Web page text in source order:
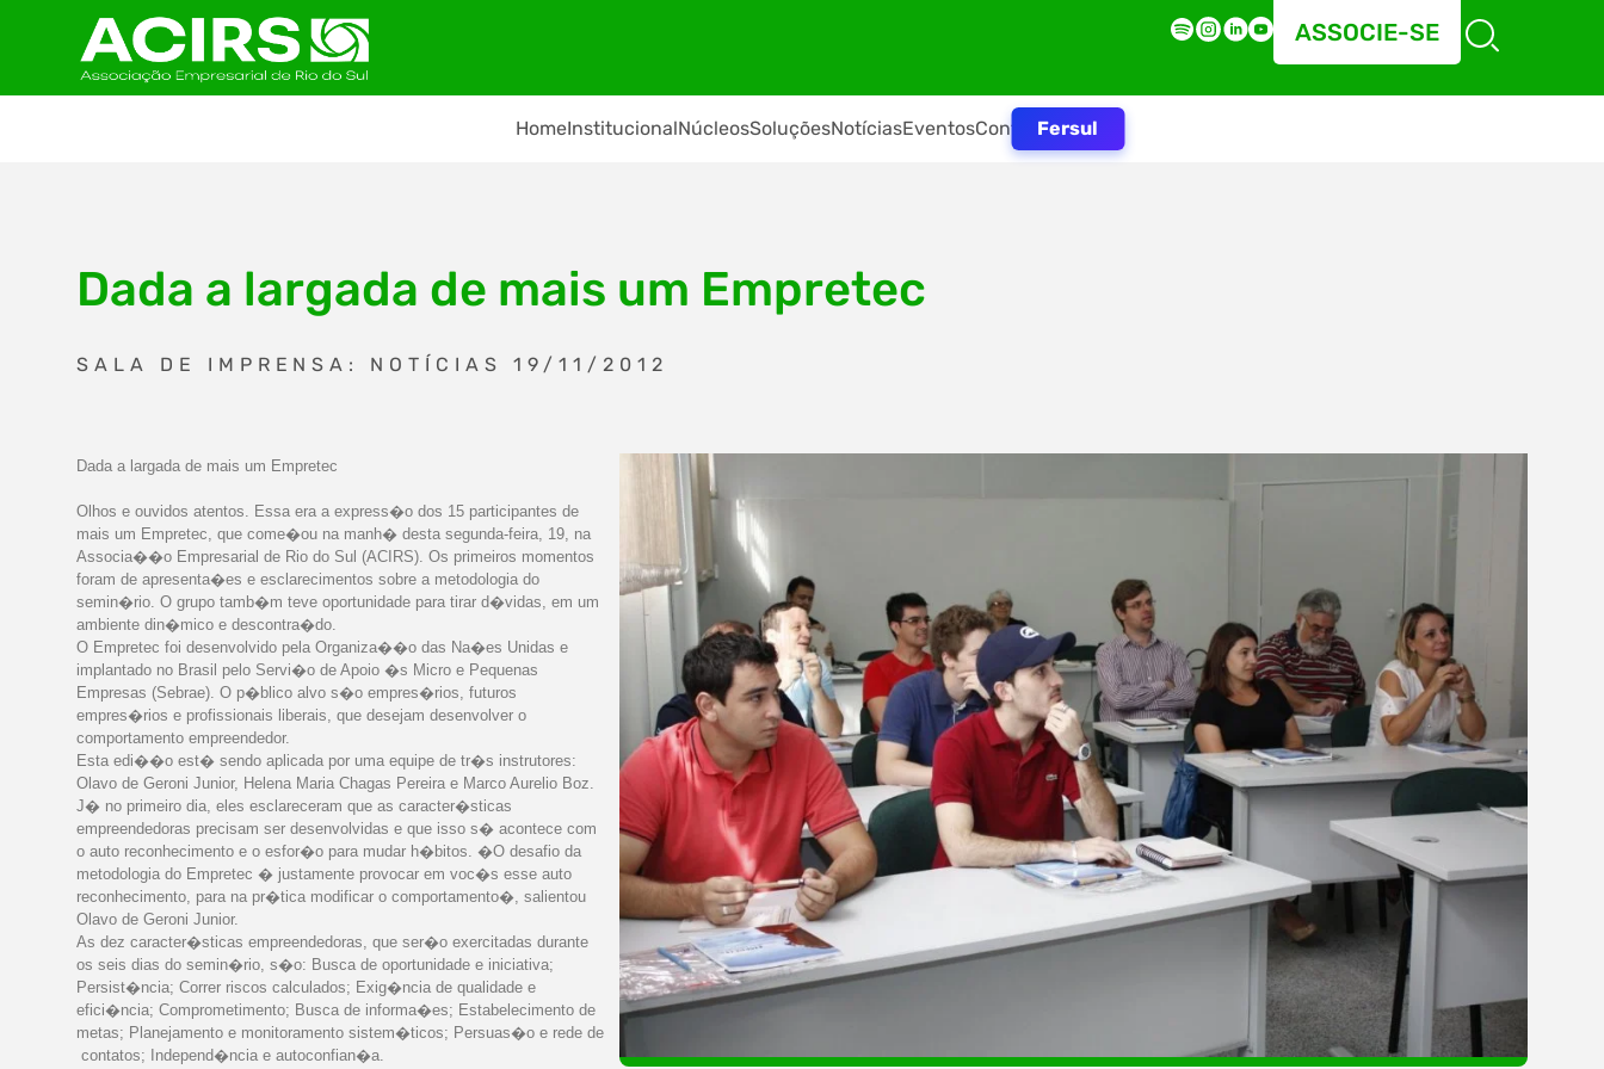
ASSOCIE-SE
HomeInstitucionalNúcleosSoluçõesNotíciasEventosContatoFersul
Dada a largada de mais um Empretec
SALA DE IMPRENSA: NOTÍCIAS 19/11/2012
Dada a largada de mais um Empretec
Olhos e ouvidos atentos. Essa era a express�o dos 15 participantes de
mais um Empretec, que come�ou na manh� desta segunda-feira, 19, na
Associa��o Empresarial de Rio do Sul (ACIRS). Os primeiros momentos
foram de apresenta�es e esclarecimentos sobre a metodologia do
semin�rio. O grupo tamb�m teve oportunidade para tirar d�vidas, em um
ambiente din�mico e descontra�do.
O Empretec foi desenvolvido pela Organiza��o das Na�es Unidas e
implantado no Brasil pelo Servi�o de Apoio �s Micro e Pequenas
Empresas (Sebrae). O p�blico alvo s�o empres�rios, futuros
empres�rios e profissionais liberais, que desejam desenvolver o
comportamento empreendedor.
Esta edi��o est� sendo aplicada por uma equipe de tr�s instrutores:
Olavo de Geroni Junior, Helena Maria Chagas Pereira e Marco Aurelio Boz.
J� no primeiro dia, eles esclareceram que as caracter�sticas
empreendedoras precisam ser desenvolvidas e que isso s� acontece com
o auto reconhecimento e o esfor�o para mudar h�bitos. �O desafio da
metodologia do Empretec � justamente provocar em voc�s esse auto
reconhecimento, para na pr�tica modificar o comportamento�, salientou
Olavo de Geroni Junior.
As dez caracter�sticas empreendedoras, que ser�o exercitadas durante
os seis dias do semin�rio, s�o: Busca de oportunidade e iniciativa;
Persist�ncia; Correr riscos calculados; Exig�ncia de qualidade e
efici�ncia; Comprometimento; Busca de informa�es; Estabelecimento de
metas; Planejamento e monitoramento sistem�ticos; Persuas�o e rede de
contatos; Independ�ncia e autoconfian�a.